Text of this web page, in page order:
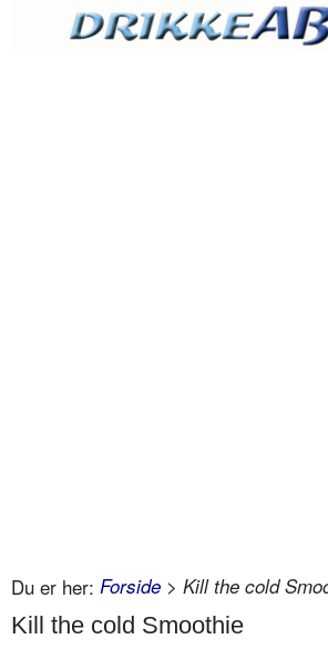
Du er her: Forside > Kill the cold
Kill the cold Smoothie